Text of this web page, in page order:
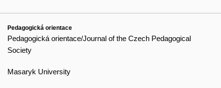
Pedagogická orientace
Pedagogická orientace/Journal of the Czech Pedagogical
Society
Masaryk University